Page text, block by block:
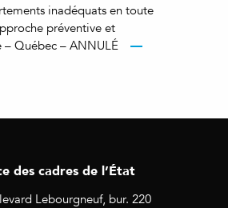
inadéquats en toute
préventive et
– Québec – ANNULÉ
des cadres de l’État
Lebourgneuf, bur. 220